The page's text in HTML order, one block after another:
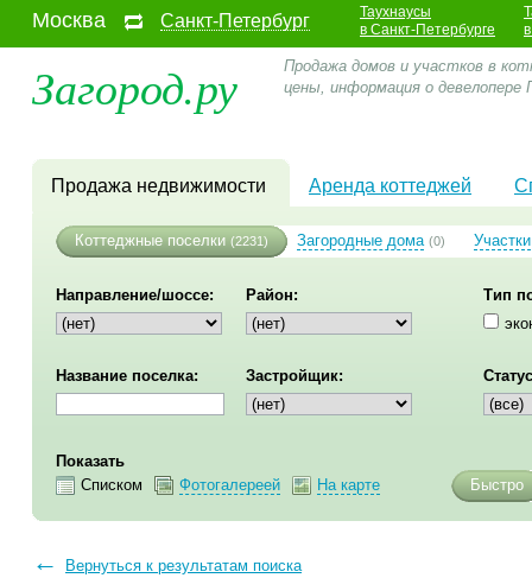
Москва Санкт-Петербург
Таухнаусы
в Санкт-Петербурге
Загород.ру
Продажа домов и участков в
цены, информация о
Продажа недвижимости Аренда коттеджей
Коттеджные поселки (2231) Загородные дома (0) Участки
Направление/шоссе: Район:
Тип
Название поселка: Застройщик:
Показать
Списком
Фотогалереей На карте Быстро
←
Вернуться к результатам поиска